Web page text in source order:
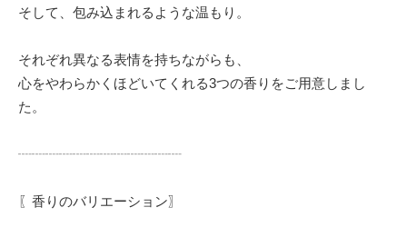
そして、包み込まれるような温もり。
それぞれ異なる表情を持ちながらも、
心をやわらかくほどいてくれる3つの香りをご用意しまし
た。
┈┈┈┈┈┈┈┈┈┈┈┈
〖香りのバリエーション〗